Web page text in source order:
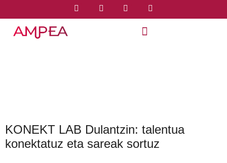
KONEKT LAB Dulantzin: talentua
konektatuz eta sareak sortuz